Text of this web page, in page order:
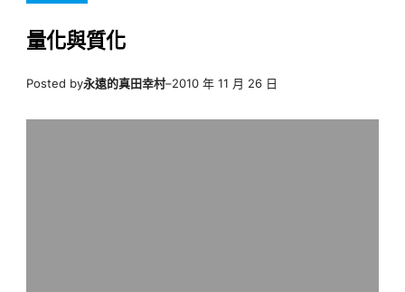
量化與質化
Posted by永遠的真田幸村–2010 年 11 月 26 日